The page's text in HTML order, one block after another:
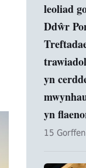
leoliad
Ddŵr
yn
yn
15